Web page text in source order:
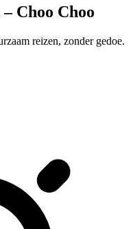
Choo Choo
reizen, zonder gedoe.